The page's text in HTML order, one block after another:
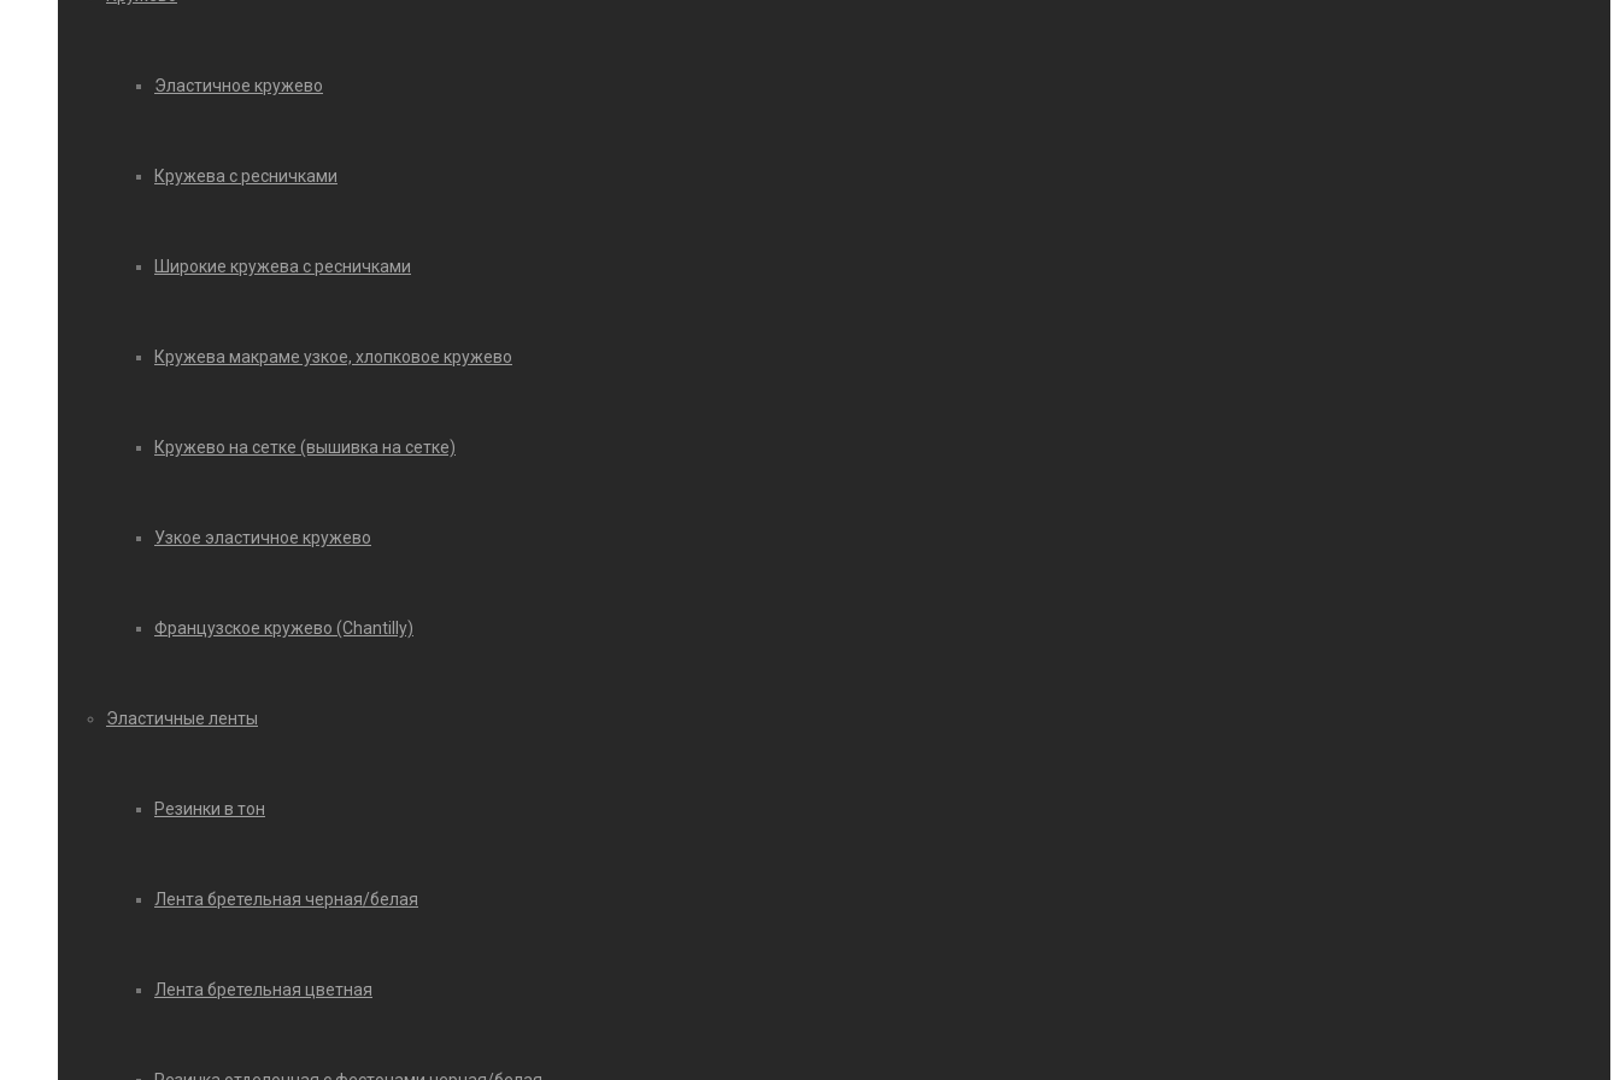
Эластичное кружево
Кружева с ресничками
Широкие кружева с ресничками
Кружева макраме узкое, хлопковое кружево
Кружево на сетке (вышивка на сетке)
Узкое эластичное кружево
Французское кружево (Chantilly)
Эластичные ленты
Резинки в тон
Лента бретельная черная/белая
Лента бретельная цветная